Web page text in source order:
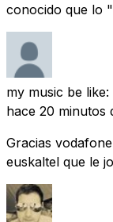
conocido que lo
my music be like:
hace 20 minutos
Gracias
euskaltel que le